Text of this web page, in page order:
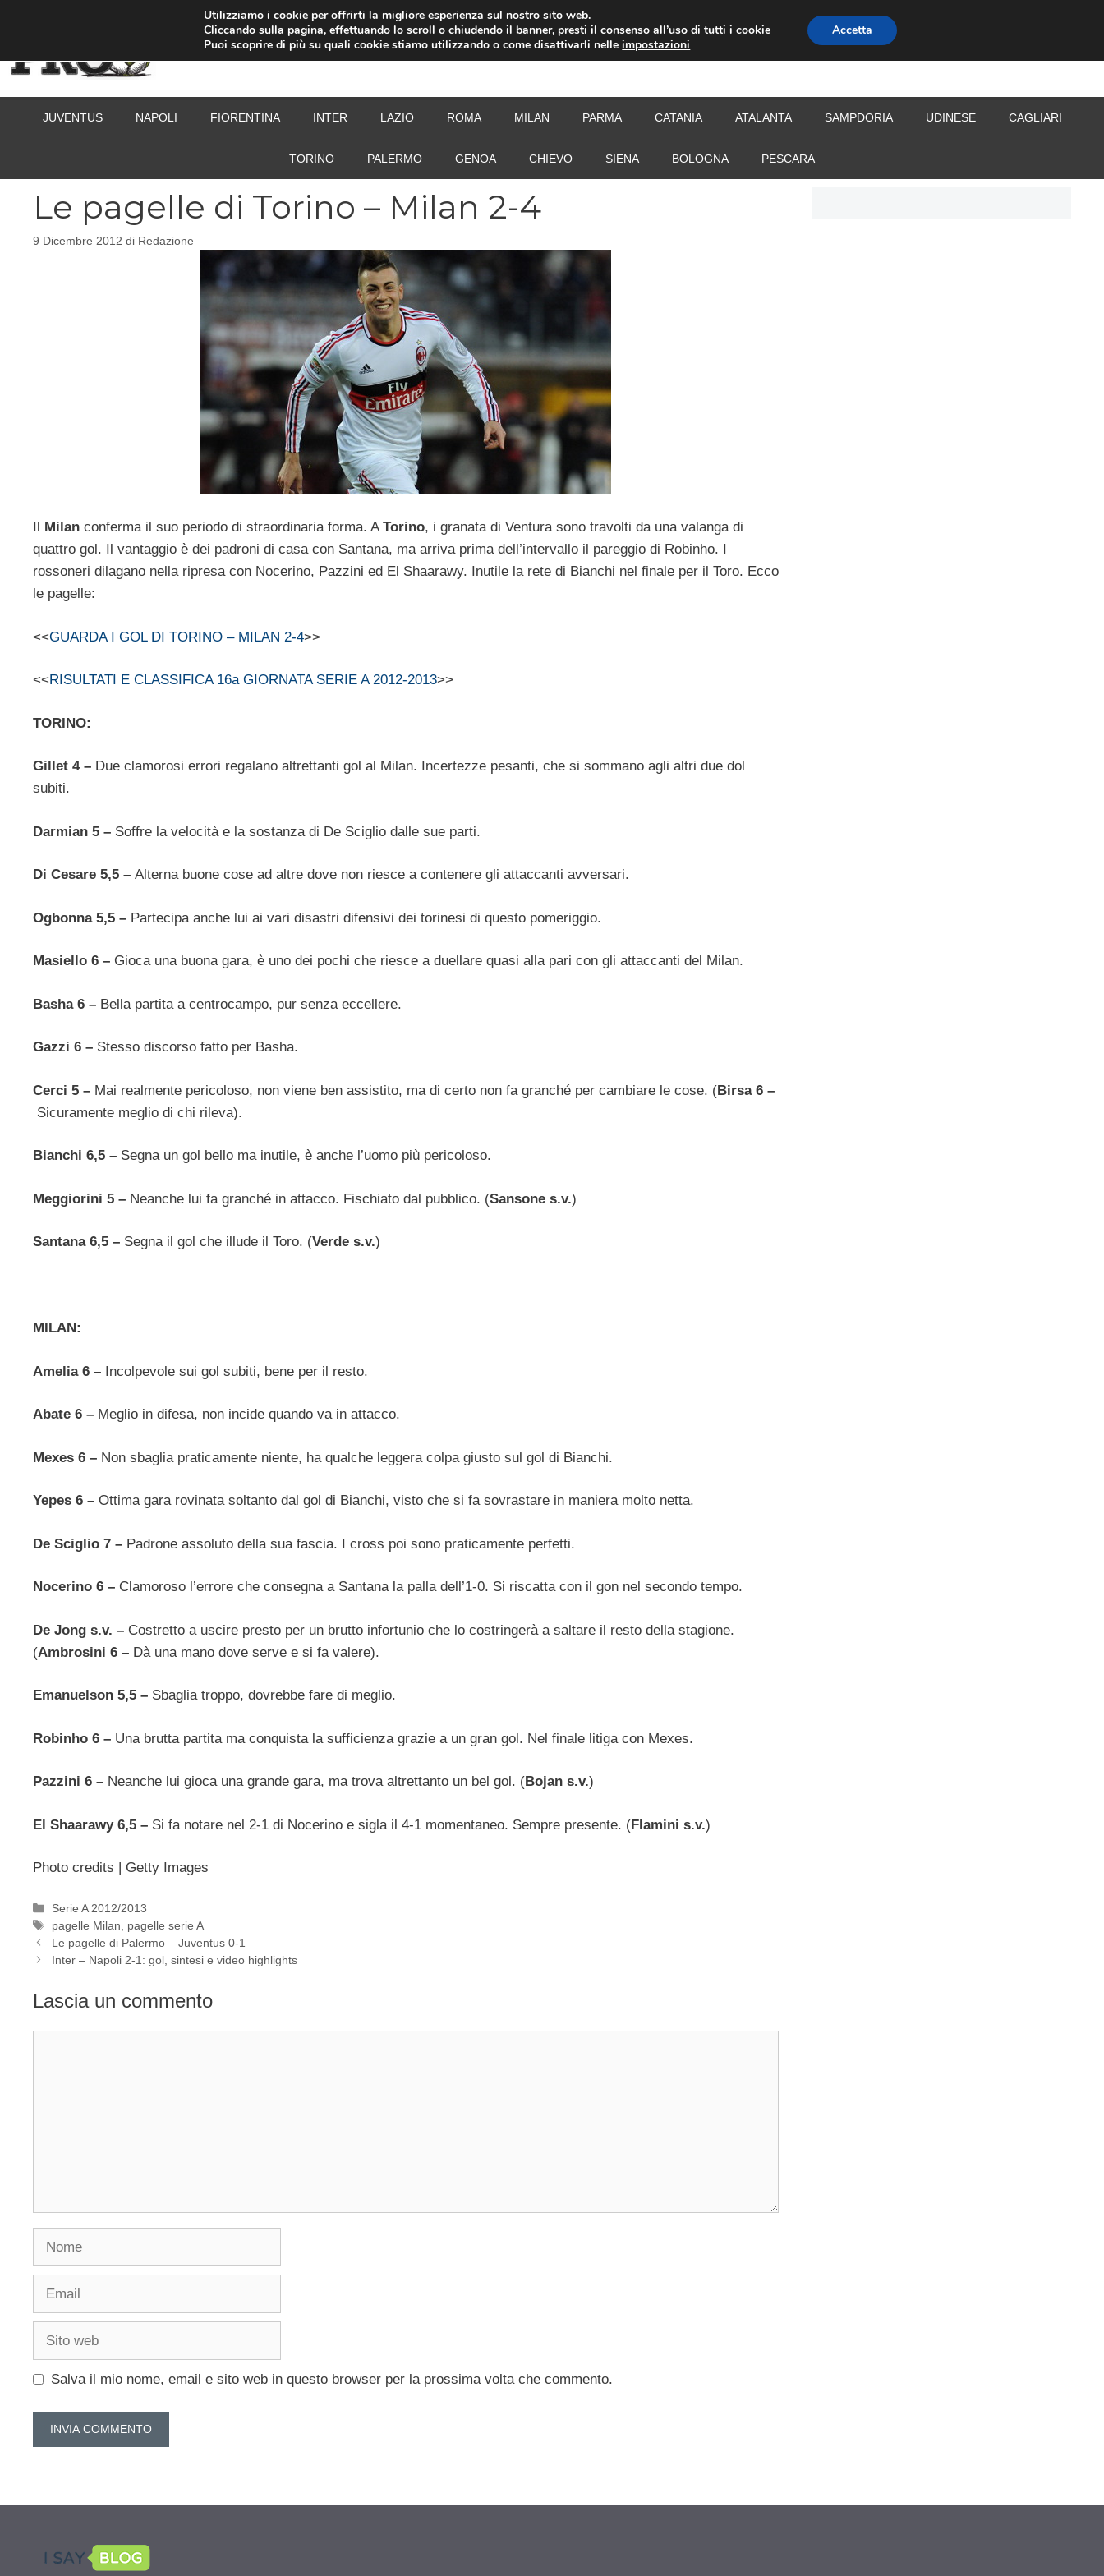
CALCIOMERCATO
JUVENTUS NAPOLI FIORENTINA INTER LAZIO ROMA MILAN PARMA CATANIA ATALANTA SAMPDORIA UDINESE CAGLIARI
TORINO PALERMO GENOA CHIEVO SIENA BOLOGNA PESCARA
Le pagelle di Torino – Milan 2-4
9 Dicembre 2012 di Redazione
Milan conferma il suo periodo di straordinaria forma. ATorino, i granata di Ventura sono travolti da una valanga di
quattro gol. Il vantaggio è dei padroni di casa con Santana, ma arriva prima dell’intervallo il pareggio di Robinho. I
rossoneri dilagano nella ripresa con Nocerino, Pazzini ed El Shaarawy. Inutile la rete di Bianchi nel finale per il Toro. Ecco
le pagelle:
<<GUARDA I GOL DI TORINO – MILAN 2-4>>
<< RISULTATI E CLASSIFICA 16a GIORNATA SERIE A 2012-2013>>
TORINO:
Gillet 4 – Due clamorosi errori regalano altrettanti gol al Milan. Incertezze pesanti, che si sommano agli altri due dol
subiti.
Darmian 5 – Soffre la velocità e la sostanza di De Sciglio dalle sue parti.
Di Cesare 5,5 – Alterna buone cose ad altre dove non riesce a contenere gli attaccanti avversari.
Ogbonna 5,5 – Partecipa anche lui ai vari disastri difensivi dei torinesi di questo pomeriggio.
Masiello 6 – Gioca una buona gara, è uno dei pochi che riesce a duellare quasi alla pari con gli attaccanti del Milan.
Basha 6 – Bella partita a centrocampo, pur senza eccellere.
Gazzi 6 – Stesso discorso fatto per Basha.
Cerci 5 – Mai realmente pericoloso, non viene ben assistito, ma di certo non fa granché per cambiare le cose. (Birsa 6 –
Sicuramente meglio di chi rileva).
Bianchi 6,5 – Segna un gol bello ma inutile, è anche l’uomo più pericoloso.
Meggiorini 5 – Neanche lui fa granché in attacco. Fischiato dal pubblico. (Sansone s.v.)
Santana 6,5 – Segna il gol che illude il Toro. (Verde s.v.)
MILAN:
Amelia 6 – Incolpevole sui gol subiti, bene per il resto.
Abate 6 – Meglio in difesa, non incide quando va in attacco.
Mexes 6 – Non sbaglia praticamente niente, ha qualche leggera colpa giusto sul gol di Bianchi.
Yepes 6 – Ottima gara rovinata soltanto dal gol di Bianchi, visto che si fa sovrastare in maniera molto netta.
De Sciglio 7 – Padrone assoluto della sua fascia. I cross poi sono praticamente perfetti.
Nocerino 6 – Clamoroso l’errore che consegna a Santana la palla dell’1-0. Si riscatta con il gon nel secondo tempo.
De Jong s.v. – Costretto a uscire presto per un brutto infortunio che lo costringerà a saltare il resto della stagione.
(Ambrosini 6 – Dà una mano dove serve e si fa valere).
Emanuelson 5,5 – Sbaglia troppo, dovrebbe fare di meglio.
Robinho 6 – Una brutta partita ma conquista la sufficienza grazie a un gran gol. Nel finale litiga con Mexes.
Pazzini 6 – Neanche lui gioca una grande gara, ma trova altrettanto un bel gol. (Bojan s.v.)
El Shaarawy 6,5 – Si fa notare nel 2-1 di Nocerino e sigla il 4-1 momentaneo. Sempre presente. (Flamini s.v.)
Photo credits | Getty Images
Categorie
Serie A 2012/2013
Tag
pagelle Milan
pagelle serie A
Le pagelle di Palermo – Juventus 0-1
Inter – Napoli 2-1: gol, sintesi e video highlights
Lascia un commento
Nome
Email
Sito
Salva il mio nome, email e sito web in questo browser per la prossima volta che commento.
Utilizziamo i cookie per offrirti la migliore esperienza sul nostro sito web.
Cliccando sulla pagina, effettuando lo scroll o chiudendo il banner, presti il consenso all’uso di tutti i cookie
Puoi scoprire di più su quali cookie stiamo utilizzando o come disattivarli nelleimpostazioni
Accetta